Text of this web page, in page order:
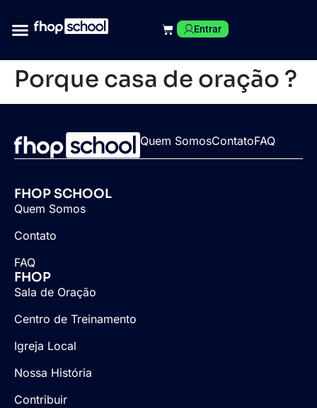
Entrar
Porque casa de oração ?
Quem SomosContatoFAQ
FHOP SCHOOL
Quem Somos
Contato
FAQ
FHOP
Sala de Oração
Centro de Treinamento
Igreja Local
Nossa História
Contribuir